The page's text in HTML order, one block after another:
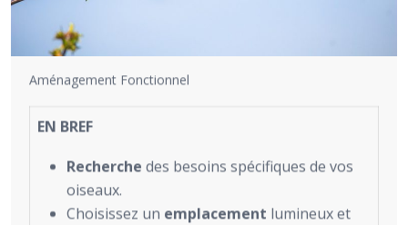
Aménagement Fonctionnel
EN BREF
Recherche des besoins spécifiques de vos
oiseaux.
Choisissez un emplacement lumineux et